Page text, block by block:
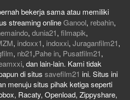
bekerja sama atau memiliki
streaming onlineGanool, rebahin,
, dunia21, filmapik,
, indoxx1, indoxxi, Juraganfilm21,
, nb21,Pahe in, Pusatfilm21,
, dan lain-lain. Kami tidak
di situs savefilm21 ini. Situs ini
menuju situs pihak ketiga seperti
Racaty, Openload, Zippyshare,